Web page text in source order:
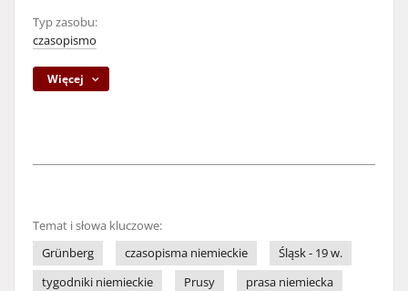
Typ zasobu:
czasopismo
Więcej
Temat i słowa kluczowe:
Grünberg
czasopisma niemieckie
Śląsk - 19 w.
tygodniki niemieckie
Prusy
prasa niemiecka